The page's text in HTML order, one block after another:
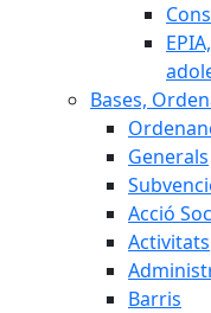
Bases,
Generals
Acció
Activitats
Barris